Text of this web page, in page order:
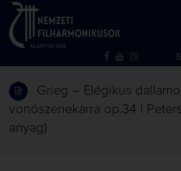
Grieg – Elégikus
vonószenekarra op.34 |
anyag)